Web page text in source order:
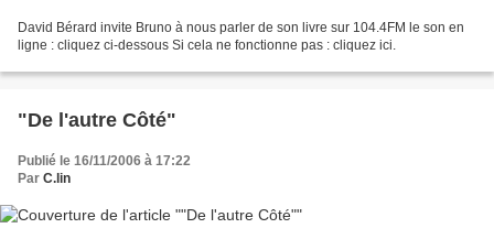
David Bérard invite Bruno à nous parler de son livre sur 104.4FM le son en
ligne : cliquez ci-dessous Si cela ne fonctionne pas : cliquez ici.
"De l'autre Côté"
Publié le 16/11/2006 à 17:22
Par C.lin